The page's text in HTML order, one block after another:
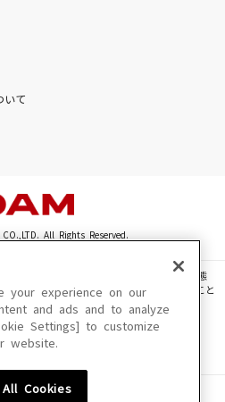
いて
All Rights Reserved.
・画像・写真・動画・音声等を、手段や形態
て無断で複製、転載、ファイル化などすること
用いただけない場合があります。
が変更になる場合があります。
your experience on our
and ads and to analyze
Settings] to customize
website.
Cookies